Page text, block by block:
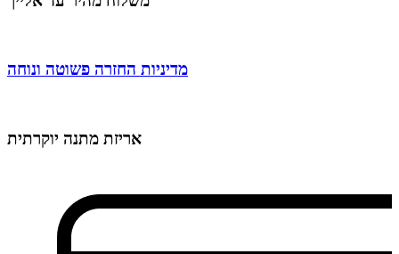
מדיניות החזרה פשוטה ונוחה
אריזת מתנה יוקרתית